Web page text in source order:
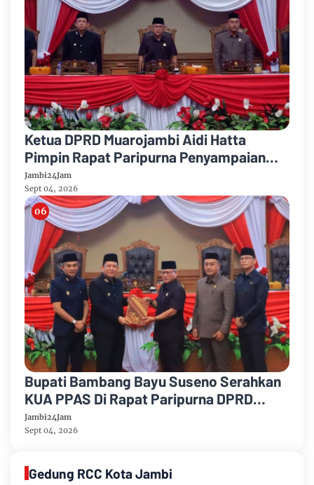
Ketua DPRD Muarojambi Aidi Hatta
Pimpin Rapat Paripurna Penyampaian
Rancangan Perubahan KUA-PPAS Tahun
Anggaran 2026
Jambi24Jam
Sept 04, 2026
Bupati Bambang Bayu Suseno Serahkan
KUA PPAS Di Rapat Paripurna DPRD
Muarojambi
Jambi24Jam
Sept 04, 2026
Gedung RCC Kota Jambi